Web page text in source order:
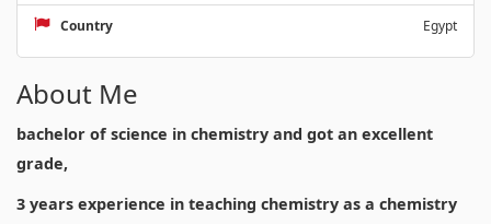
Country Egypt
About Me
bachelor of science in chemistry and got an excellent
grade,
3 years experience in teaching chemistry as a chemistry